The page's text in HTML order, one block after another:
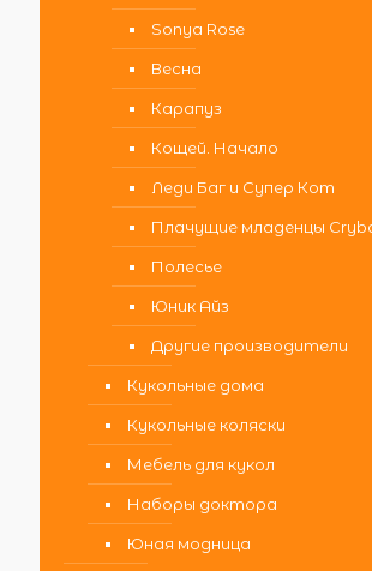
Sonya Rose
Весна
Карапуз
Кощей. Начало
Леди Баг и Супер Кот
Плачущие младенцы
Полесье
Юник Айз
Другие производители
Кукольные дома
Кукольные коляски
Мебель для кукол
Наборы доктора
Юная модница